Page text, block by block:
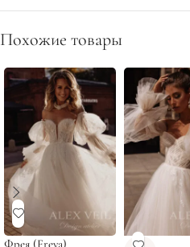
Похожие товары
Фрея (Freya)